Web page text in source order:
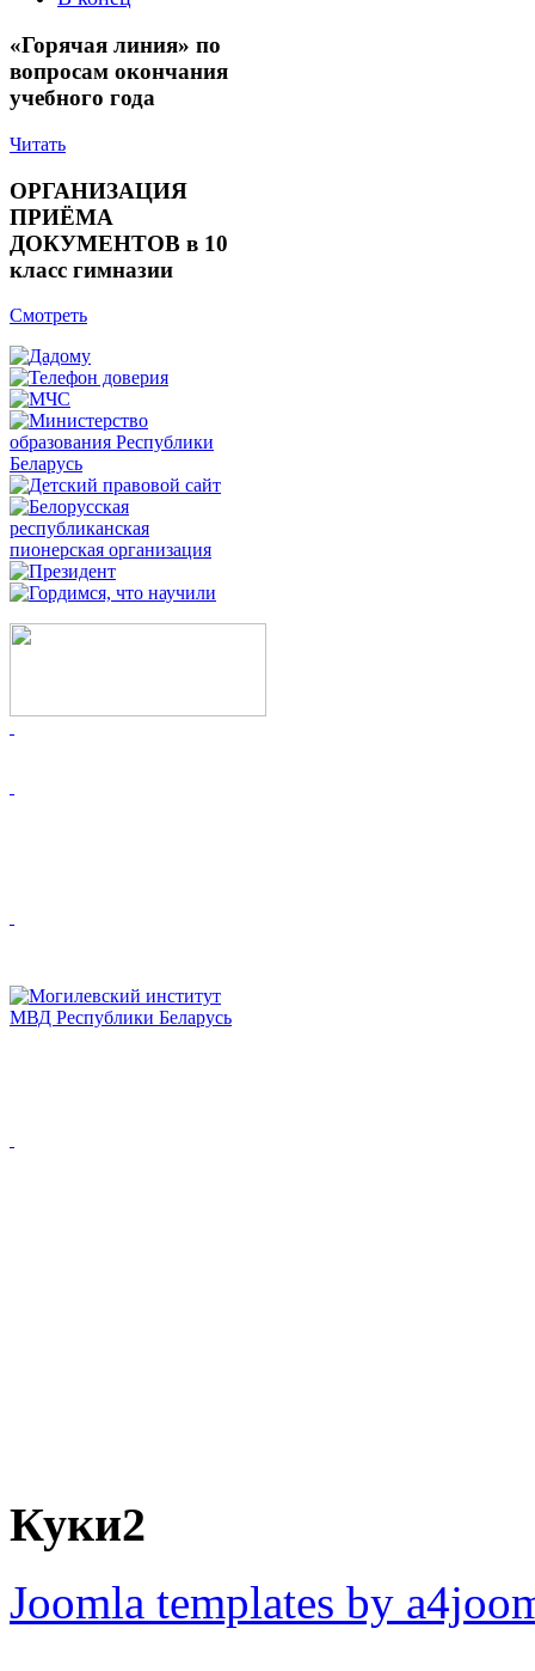
«Горячая линия» по
вопросам окончания
учебного года
Читать
ОРГАНИЗАЦИЯ
ПРИЁМА
ДОКУМЕНТОВ в 10
класс гимназии
Смотреть
Куки2
Joomla templates by